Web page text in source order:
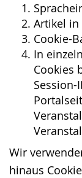
Artikel in
Cookie-
In
Cookies
Session-
Wir
hinaus